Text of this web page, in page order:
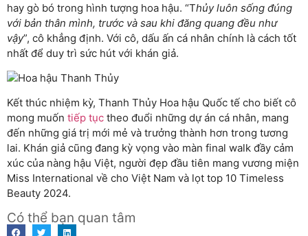
hay gò bó trong hình tượng hoa hậu. “Thủy luôn sống đúng
với bản thân mình, trước và sau khi đăng quang đều như
vậy”, cô khẳng định. Với cô, dấu ấn cá nhân chính là cách tốt
nhất để duy trì sức hút với khán giả.
Kết thúc nhiệm kỳ, Thanh Thủy Hoa hậu Quốc tế cho biết cô
mong muốn tiếp tục theo đuổi những dự án cá nhân, mang
đến những giá trị mới mẻ và trưởng thành hơn trong tương
lai. Khán giả cũng đang kỳ vọng vào màn final walk đầy cảm
xúc của nàng hậu Việt, người đẹp đầu tiên mang vương miện
Miss International về cho Việt Nam và lọt top 10 Timeless
Beauty 2024.
Có thể bạn quan tâm